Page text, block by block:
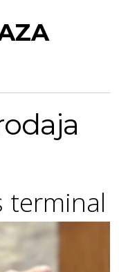
terminal